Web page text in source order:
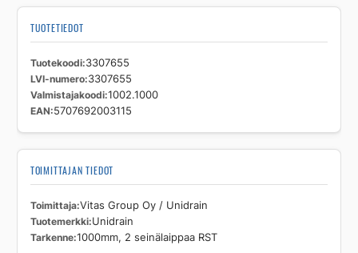
TUOTETIEDOT
Tuotekoodi 3307655
LVI-numero 3307655
Valmistajakoodi 1002.1000
EAN 5707692003115
TOIMITTAJAN TIEDOT
Toimittaja Vitas Group Oy / Unidrain
Tuotemerkki Unidrain
Tarkenne 1000mm, 2 seinälaippaa RST